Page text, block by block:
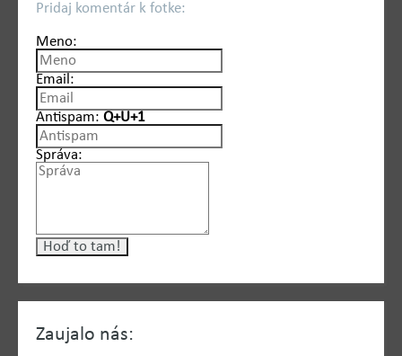
Zaujalo nás:
Pridaj komentár k fotke:
Meno:
Email:
Antispam: Q+U+1
Správa: